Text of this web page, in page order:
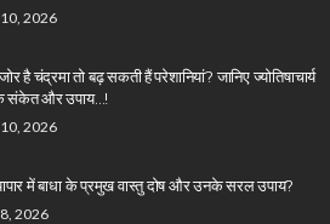
2026
है चंद्रमा तो बढ़ सकती हैं परेशानियां? जानिए ज्योतिषाचार्य
संकेत और उपाय…!
2026
में बाधा के प्रमुख वास्तु दोष और उनके सरल उपाय?
2026